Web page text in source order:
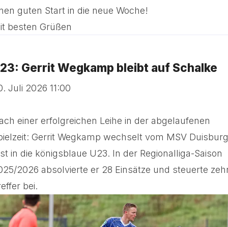
guten Start in die neue Woche!
besten Grüßen
Gerrit Wegkamp bleibt auf Schalke
Juli 2026 11:00
einer erfolgreichen Leihe in der abgelaufenen
Gerrit Wegkamp wechselt vom MSV Duisburg
in die königsblaue U23. In der Regionalliga-Saison
2026 absolvierte er 28 Einsätze und steuerte
bei.